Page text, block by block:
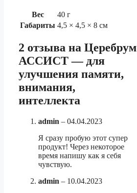
Вес
40 г
Габариты 4,5 × 4,5 × 8 см
2 отзыва на Церебрум
АССИСТ — для
улучшения памяти,
внимания,
интеллекта
admin – 04.04.2023
Я сразу пробую этот супер
продукт! Через некоторое
время напишу как я себя
чувствую.
admin – 10.04.2023